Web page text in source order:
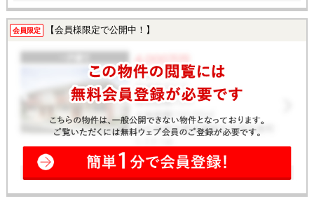
会員限定 【会員様限定で公開中！】